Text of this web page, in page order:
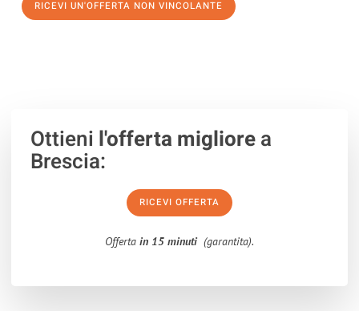
RICEVI UN'OFFERTA NON VINCOLANTE
Ottieni l'offerta migliorea
Brescia:
RICEVI OFFERTA
Offerta in 15 minuti (garantita).